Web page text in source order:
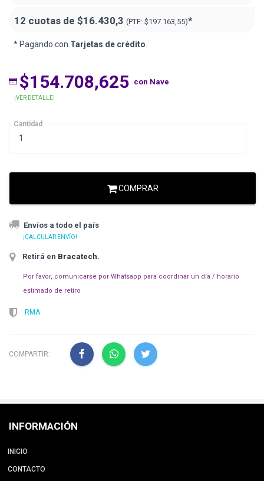
12 cuotas de $16.430,3 (PTF: $197.163,55)*
* Pagando con Tarjetas de crédito.
$154.708,625 con Nave
¡VER DETALLE!
Cantidad
COMPRAR
Envíos a todo el país
¡CALCULAR ENVÍO!
Retirá en Bracatech.
Por favor, comunicarse por Whatsapp para coordinar un día / horario
estimado de retiro
RMA
COMPARTIR:
INFORMACIÓN
INICIO
CONTACTO